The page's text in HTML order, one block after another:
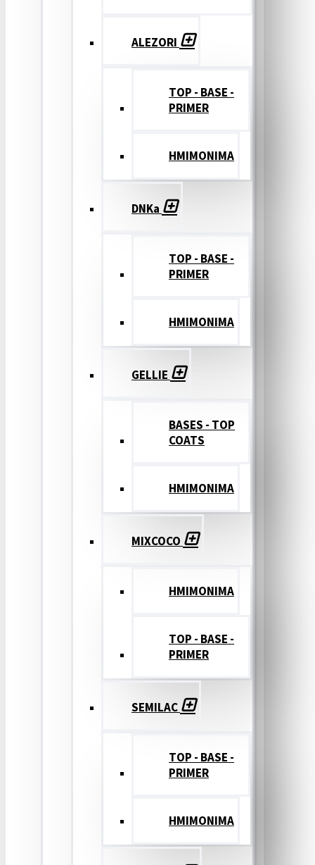
ALEZORI
TOP - BASE -
PRIMER
ΗΜΙΜΟΝΙΜΑ
DNKa
TOP - BASE -
PRIMER
ΗΜΙΜΟΝΙΜΑ
GELLIE
BASES - TOP
COATS
ΗΜΙΜΟΝΙΜΑ
MIXCOCO
HMIMONIMA
TOP - BASE -
PRIMER
SEMILAC
TOP - BASE -
PRIMER
ΗΜΙΜΟΝΙΜΑ